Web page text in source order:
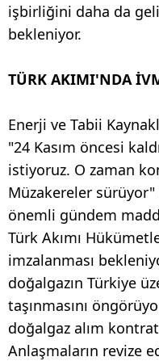
işbirliğini daha da
bekleniyor.
TÜRK AKIMI'NDA
Enerji ve Tabii
"24 Kasım öncesi
istiyoruz. O zaman
Müzakereler sürüyor"
önemli gündem
Türk Akımı
imzalanması
doğalgazın Türkiye
taşınmasını
doğalgaz alım
Anlaşmaların revize